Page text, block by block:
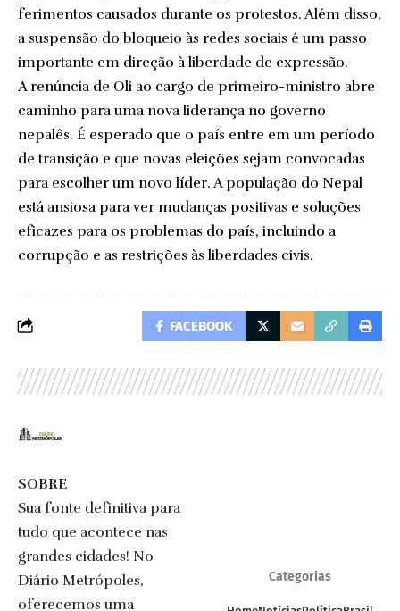
ferimentos causados durante os protestos. Além disso,
a suspensão do bloqueio às redes sociais é um passo
importante em direção à liberdade de expressão.
A renúncia de Oli ao cargo de primeiro-ministro abre
caminho para uma nova liderança no governo
nepalês. É esperado que o país entre em um período
de transição e que novas eleições sejam convocadas
para escolher um novo líder. A população do Nepal
está ansiosa para ver mudanças positivas e soluções
eficazes para os problemas do país, incluindo a
corrupção e as restrições às liberdades civis.
FACEBOOK
SOBRE
Sua fonte definitiva para
tudo que acontece nas
grandes cidades! No
Diário Metrópoles,
oferecemos uma
Categorias